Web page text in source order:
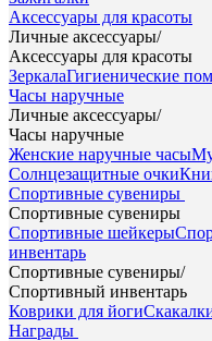
Аксессуары для красоты
Личные аксессуары/
Аксессуары для красоты
ЗеркалаГигиенические
Часы наручные
Личные аксессуары/
Часы наручные
Женские наручные часы
Солнцезащитные очки
Спортивные сувениры
Спортивные сувениры
Спортивные шейкеры
инвентарь
Спортивные сувениры/
Спортивный инвентарь
Коврики для йоги
Награды